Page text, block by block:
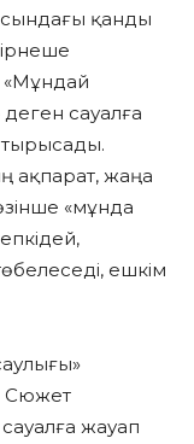
қанды
«Мұндай
сауалға
ақпарат, жаңа
«мұнда
ешкім
Сюжет
жауап